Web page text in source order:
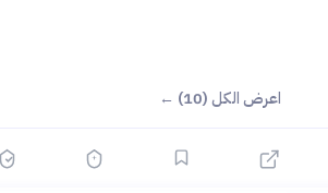
اعرض الكل (10) ←